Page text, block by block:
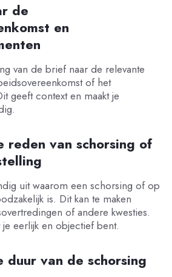
de
en
van de brief naar de relevante
of het
geeft context en maakt je
reden van schorsing of
uit waarom een schorsing of op
is. Dit kan te maken
of andere kwesties.
eerlijk en objectief bent.
duur van de schorsing